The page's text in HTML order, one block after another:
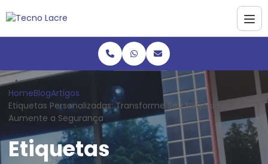
HomeBlogArtigos
Etiquetas Personalizadas: Transforme Seu Negócio e
Aumente a Segurança
Etiquetas